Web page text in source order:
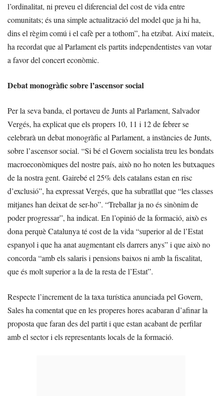
l’ordinalitat, ni preveu el diferencial del cost de vida entre
comunitats; és una simple actualització del model que ja hi ha,
dins el règim comú i el cafè per a tothom”, ha etzibat. Així mateix,
ha recordat que al Parlament els partits independentistes van votar
a favor del concert econòmic.
Debat monogràfic sobre l’ascensor social
Per la seva banda, el portaveu de Junts al Parlament, Salvador
Vergés, ha explicat que els propers 10, 11 i 12 de febrer se
celebrarà un debat monogràfic al Parlament, a instàncies de Junts,
sobre l’ascensor social. “Si bé el Govern socialista treu les bondats
macroeconòmiques del nostre país, això no ho noten les butxaques
de la nostra gent. Gairebé el 25% dels catalans estan en risc
d’exclusió”, ha expressat Vergés, que ha subratllat que “les classes
mitjanes han deixat de ser-ho”. “Treballar ja no és sinònim de
poder progressar”, ha indicat. En l’opinió de la formació, això es
dona perquè Catalunya té cost de la vida “superior al de l’Estat
espanyol i que ha anat augmentant els darrers anys” i que això no
concorda “amb els salaris i pensions baixos ni amb la fiscalitat,
que és molt superior a la de la resta de l’Estat”.
Respecte l’increment de la taxa turística anunciada pel Govern,
Sales ha comentat que en les properes hores acabaran d’afinar la
proposta que faran des del partit i que estan acabant de perfilar
amb el sector i els representants locals de la formació.